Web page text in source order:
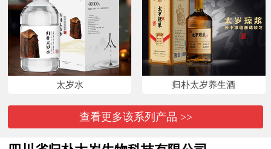
太岁水 归朴太岁养生酒
查看更多该系列产品 >>